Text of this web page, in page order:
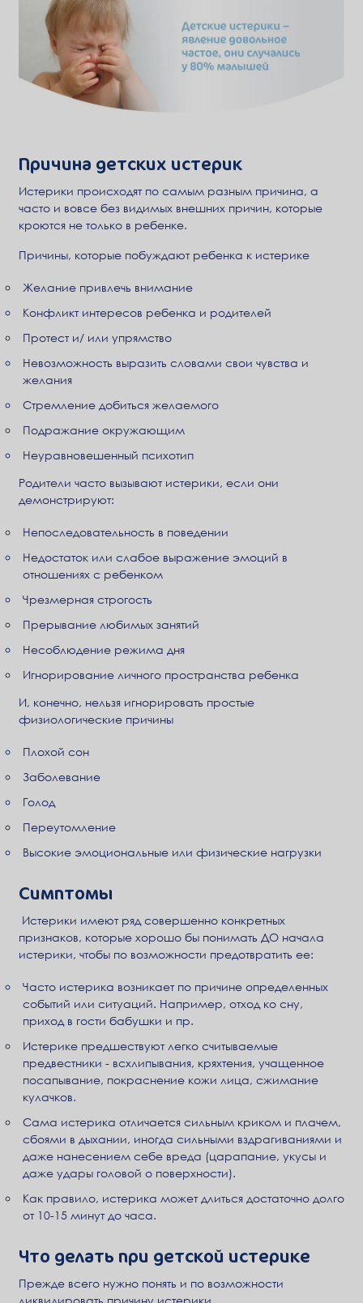
Причина детских истерик
Истерики происходят по самым разным причина, а
часто и вовсе без видимых внешних причин, которые
кроются не только в ребенке.
Причины, которые побуждают ребенка к истерике
Желание привлечь внимание
Конфликт интересов ребенка и родителей
Протест и/ или упрямство
Невозможность выразить словами свои чувства и
желания
Стремление добиться желаемого
Подражание окружающим
Неуравновешенный психотип
Родители часто вызывают истерики, если они
демонстрируют:
Непоследовательность в поведении
Недостаток или слабое выражение эмоций в
отношениях с ребенком
Чрезмерная строгость
Прерывание любимых занятий
Несоблюдение режима дня
Игнорирование личного пространства ребенка
И, конечно, нельзя игнорировать простые
физиологические причины
Плохой сон
Заболевание
Голод
Переутомление
Высокие эмоциональные или физические нагрузки
Симптомы
Истерики имеют ряд совершенно конкретных
признаков, которые хорошо бы понимать ДО начала
истерики, чтобы по возможности предотвратить ее:
Часто истерика возникает по причине определенных
событий или ситуаций. Например, отход ко сну,
приход в гости бабушки и пр.
Истерике предшествуют легко считываемые
предвестники - всхлипывания, кряхтения, учащенное
посапывание, покраснение кожи лица, сжимание
кулачков.
Сама истерика отличается сильным криком и плачем,
сбоями в дыхании, иногда сильными вздрагиваниями и
даже нанесением себе вреда (царапание, укусы и
даже удары головой о поверхности).
Как правило, истерика может длиться достаточно долго
от 10-15 минут до часа.
Что делать при детской истерике
Прежде всего нужно понять и по возможности